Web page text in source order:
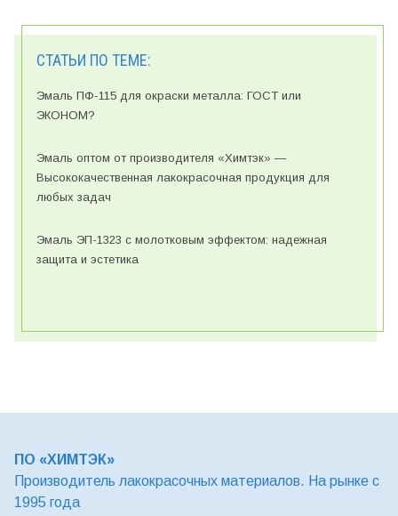
СТАТЬИ ПО ТЕМЕ:
Эмаль ПФ-115 для окраски металла: ГОСТ или
ЭКОНОМ?
Эмаль оптом от производителя «Химтэк» —
Высококачественная лакокрасочная продукция для
любых задач
Эмаль ЭП-1323 с молотковым эффектом: надежная
защита и эстетика
ПО «ХИМТЭК»
Производитель лакокрасочных материалов. На рынке с
1995 года